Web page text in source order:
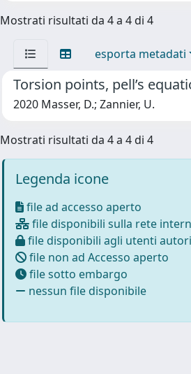
Mostrati risultati da 4 a 4 di 4
esporta metadati
Torsion points, pell’s
2020 Masser, D.; Zannier, U.
Mostrati risultati da 4 a 4 di 4
Legenda icone
file ad accesso aperto
file disponibili sulla rete
file disponibili agli utenti
file non ad Accesso aperto
file sotto embargo
nessun file disponibile